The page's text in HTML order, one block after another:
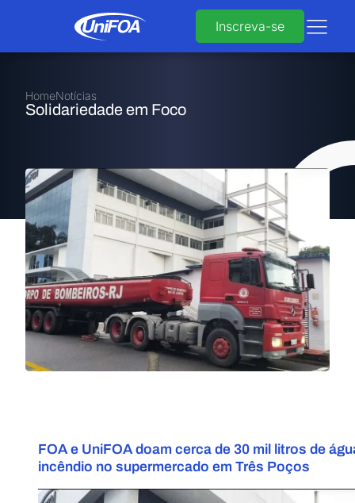
Inscreva-se
HomeNotícias
Solidariedade em Foco
FOA e UniFOA doam cerca de 30 mil litros de
incêndio no supermercado em Três Poços